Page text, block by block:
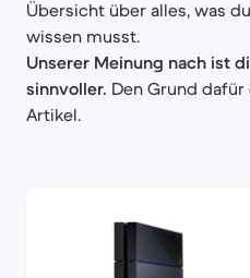
Übersicht über alles, was
wissen musst.
Unserer Meinung nach ist
sinnvoller. Den Grund
Artikel.